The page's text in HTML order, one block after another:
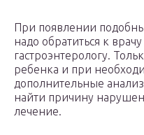
При появлении
надо обратиться к
гастроэнтерологу.
ребенка и при
дополнительные
найти причину
лечение.